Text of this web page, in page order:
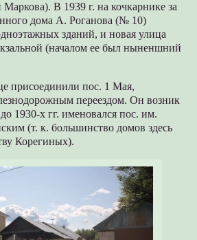
В 1939 г. на кочкарнике за
дома А. Роганова (№ 10)
зданий, и новая улица
(началом ее был ныненшний
присоединили пос. 1 Мая,
переездом. Он возник
1930-х гг. именовался пос. им.
(т. к. большинство домов здесь
Корегиных).